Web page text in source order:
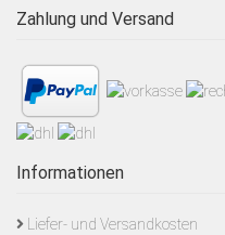
Zahlung und Versand
Informationen
Liefer- und Versandkosten